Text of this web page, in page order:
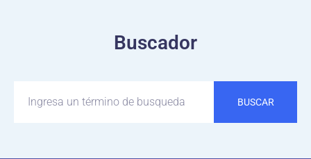
Buscador
BUSCAR